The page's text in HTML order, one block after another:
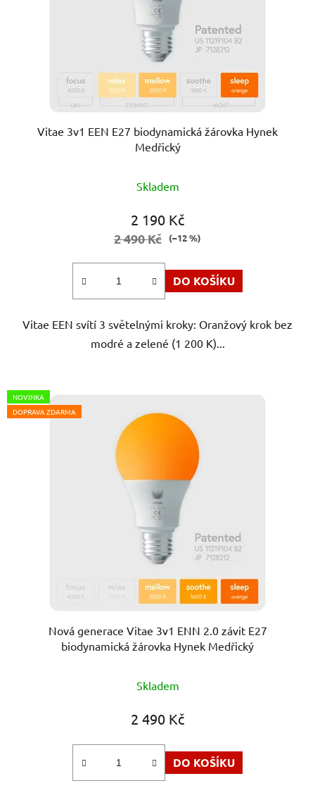
Vitae 3v1 EEN E27 biodynamická žárovka Hynek
Medřický
hodnocení
produktu
je
Skladem
2 190 Kč
2 490 Kč (–12 %)
DO KOŠÍKU
Vitae EEN svítí 3 světelnými kroky: Oranžový krok bez
modré a zelené (1 200 K)...
NOVINKA
DOPRAVA ZDARMA
Nová generace Vitae 3v1 ENN 2.0 závit E27
biodynamická žárovka Hynek Medřický
hodnocení
produktu
5,0
Skladem
2 490 Kč
DO KOŠÍKU